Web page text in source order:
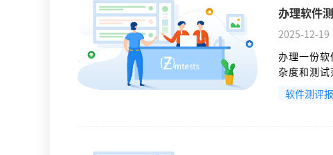
办理软件
2025-12-19
办理一份
杂度和测
所需工作
软件测评